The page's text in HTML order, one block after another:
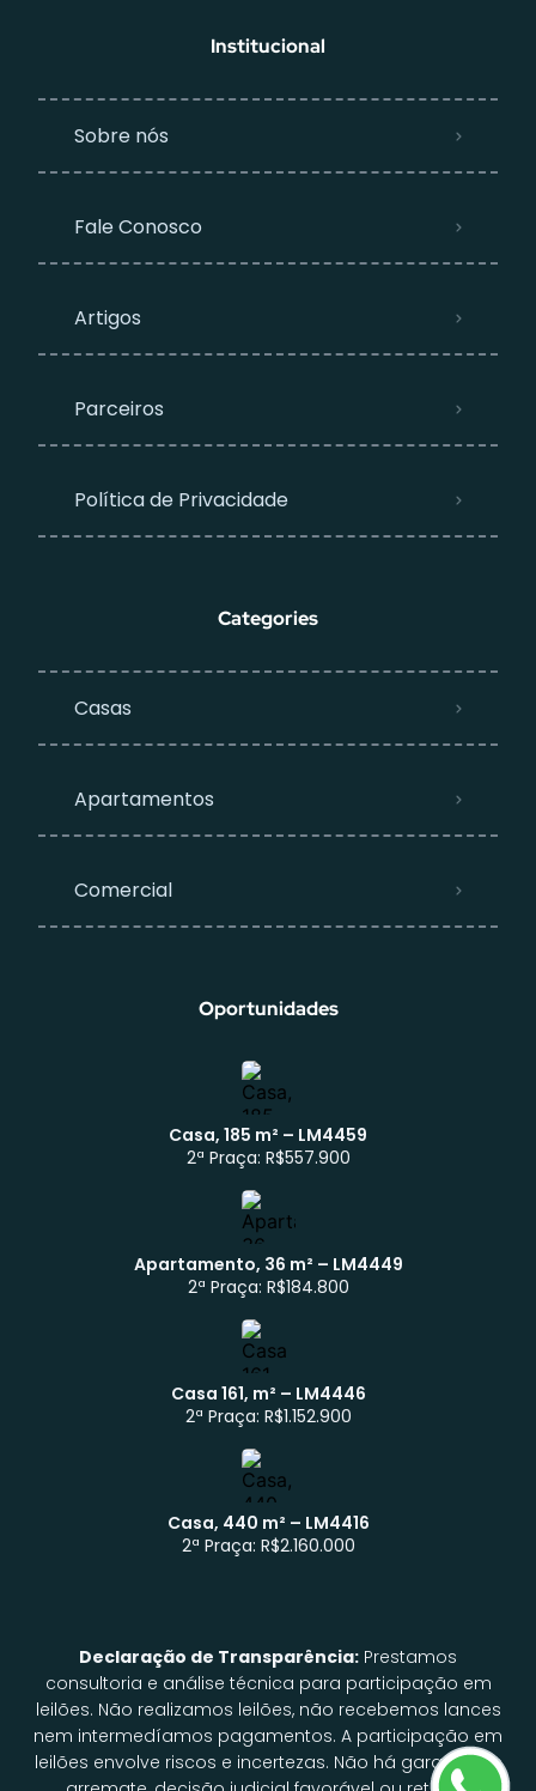
Institucional
Sobre nós
Fale Conosco
Artigos
Parceiros
Política de Privacidade
Categories
Casas
Apartamentos
Comercial
Oportunidades
Casa, 185 m² – LM4459
2ª Praça: R$557.900
Apartamento, 36 m² – LM4449
2ª Praça: R$184.800
Casa 161, m² – LM4446
2ª Praça: R$1.152.900
Casa, 440 m² – LM4416
2ª Praça: R$2.160.000
Declaração de Transparência: Prestamos
consultoria e análise técnica para participação em
leilões. Não realizamos leilões, não recebemos lances
nem intermedíamos pagamentos. A participação em
leilões envolve riscos e incertezas. Não há garantia de
Atendimento WhatsApp